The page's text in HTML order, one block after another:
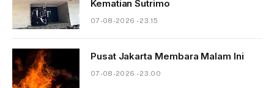
Kematian Sutrimo
07-08-2026 - 23.15
Pusat Jakarta Membara Malam Ini
07-08-2026 - 23.00